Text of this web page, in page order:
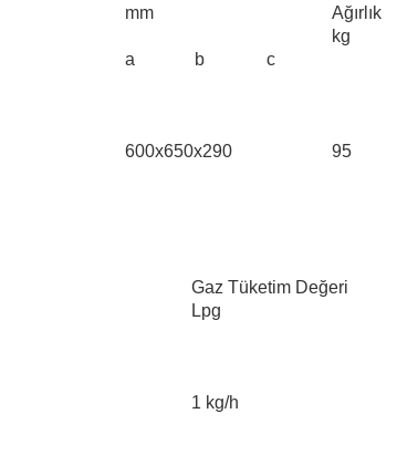
mm
Ağırlık
kg
a
b c
600x650x290 95
Gaz Tüketim Değeri
Lpg
1 kg/h